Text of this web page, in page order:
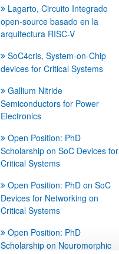
Lagarto, Circuito Integrado
open-source basado en la
arquitectura RISC-V
SoC4cris, System-on-Chip
devices for Critical Systems
Gallium Nitride
Semiconductors for Power
Electronics
Open Position: PhD
Scholarship on SoC Devices for
Critical Systems
Open Position: PhD on SoC
Devices for Networking on
Critical Systems
Open Position: PhD
Scholarship on Neuromorphic